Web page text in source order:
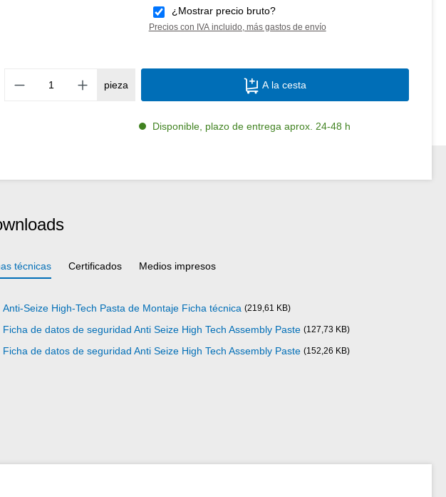
¿Mostrar precio bruto?
Precios con IVA incluido, más gastos de envío
Cantidad del producto: introduce la
pieza A la cesta
Disponible, plazo de entrega aprox. 24-48 h
técnicas Certificados Medios impresos
Anti-Seize High-Tech Pasta de Montaje Ficha técnica (219,61 KB)
Ficha de datos de seguridad Anti Seize High Tech Assembly Paste (127,73 KB)
Ficha de datos de seguridad Anti Seize High Tech Assembly Paste (152,26 KB)